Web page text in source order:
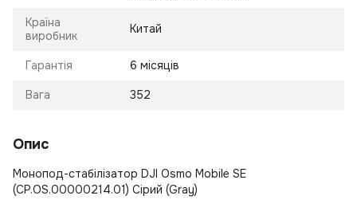
Країна
виробник
Китай
Гарантія 6 місяців
Вага 352
Опис
Монопод-стабілізатор DJI Osmo Mobile SE
(CP.OS.00000214.01) Cірий (Gray)